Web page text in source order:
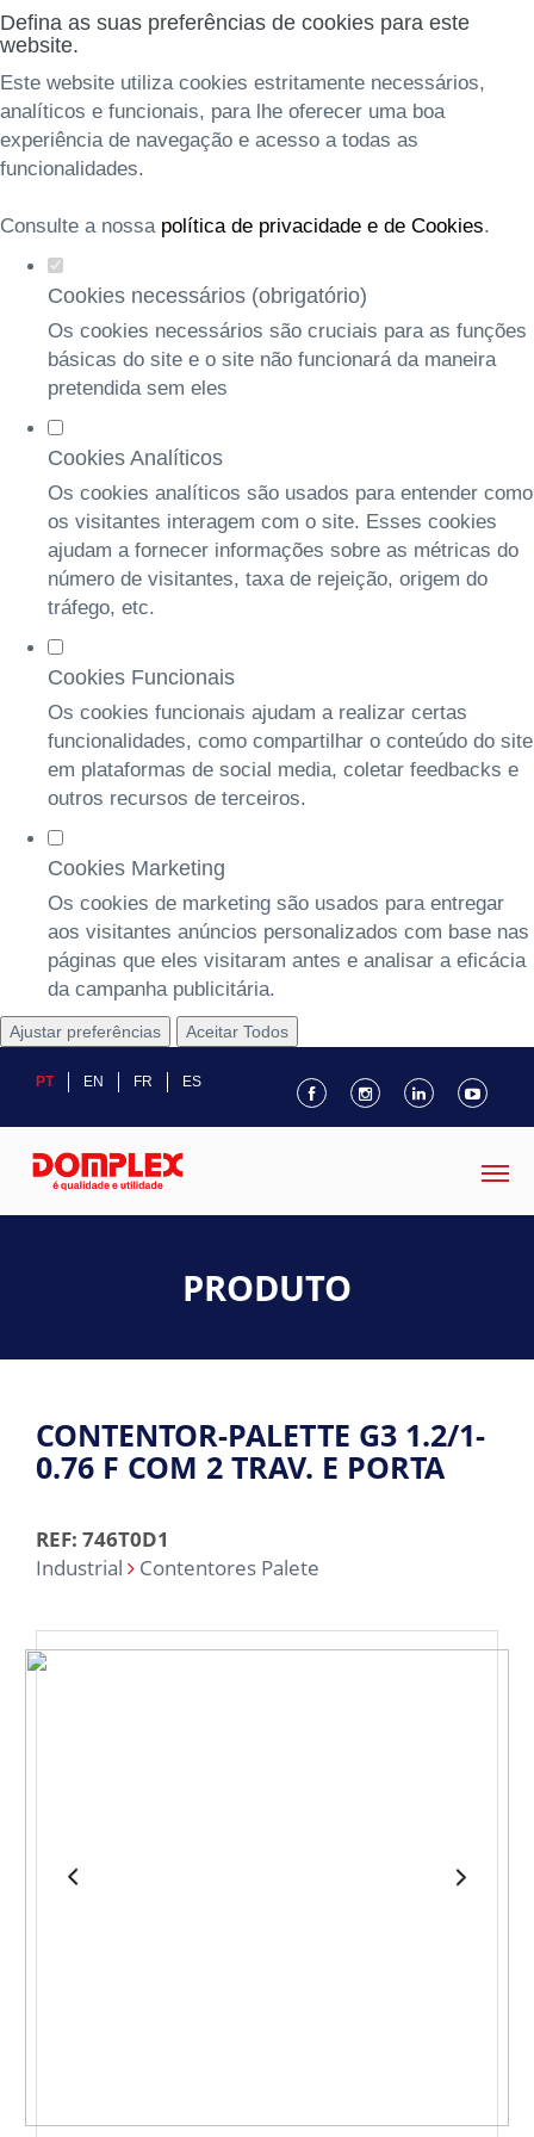
Defina as suas preferências de cookies para este
website.
Este website utiliza cookies estritamente necessários,
analíticos e funcionais, para lhe oferecer uma boa
experiência de navegação e acesso a todas as
funcionalidades.
Consulte a nossa política de privacidade e de Cookies.
Cookies necessários (obrigatório)
Os cookies necessários são cruciais para as funções
básicas do site e o site não funcionará da maneira
pretendida sem eles
Cookies Analíticos
Os cookies analíticos são usados para entender como
os visitantes interagem com o site. Esses cookies
ajudam a fornecer informações sobre as métricas do
número de visitantes, taxa de rejeição, origem do
tráfego, etc.
Cookies Funcionais
Os cookies funcionais ajudam a realizar certas
funcionalidades, como compartilhar o conteúdo do site
em plataformas de social media, coletar feedbacks e
outros recursos de terceiros.
Cookies Marketing
Os cookies de marketing são usados para entregar
aos visitantes anúncios personalizados com base nas
páginas que eles visitaram antes e analisar a eficácia
da campanha publicitária.
Ajustar preferências Aceitar Todos
PT EN FR ES
PRODUTO
CONTENTOR-PALETTE G3 1.2/1-
0.76 F COM 2 TRAV. E PORTA
REF: 746T0D1
Industrial
Contentores Palete